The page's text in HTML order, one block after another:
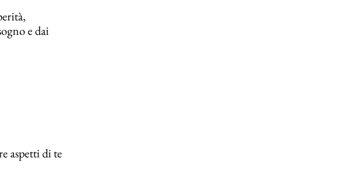
e dai
aspetti di te